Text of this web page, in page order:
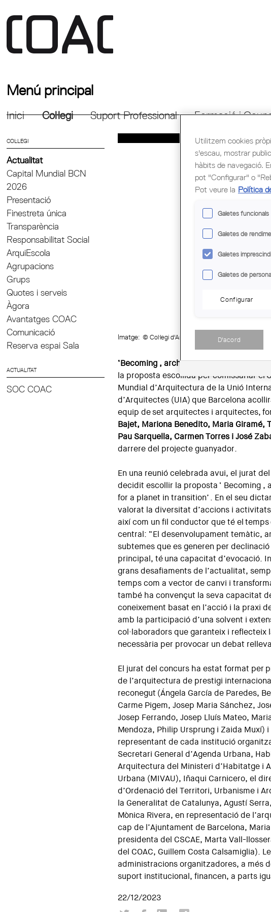
Menú principal
Inici Col·legi Suport Professional Formació i
COL·LEGI
Actualitat
Capital Mundial BCN
2026
Presentació
Finestreta única
Transparència
Responsabilitat Social
ArquiEscola
Agrupacions
Grups
Quotes i serveis
Àgora
Avantatges COAC
Comunicació
Reserva espai Sala
ACTUALITAT
SOC COAC
Imatge: © Col·legi d'Arquitectes de Catalunya (COAC)
‘Becoming , architectures for a planet in
la proposta escollida per comissariar el
Mundial d’Arquitectura de la Unió
d’Arquitectes (UIA) que Barcelona
equip de set arquitectes i arquitectes,
Bajet, Mariona Benedito, Maria Giramé,
Pau Sarquella, Carmen Torres i José
darrere del projecte guanyador.
En una reunió celebrada avui, el jurat
decidit escollir la proposta ‘ Becoming ,
for a planet in transition’ . En el seu
valorat la diversitat d’accions i
així com un fil conductor que té el temps
central: “El desenvolupament temàtic,
subtemes que es generen per
principal, té una capacitat d’evocació.
grans desafiaments de l’actualitat,
temps com a vector de canvi i
també ha convençut la seva capacitat
coneixement basat en l’acció i la praxi
amb la participació d’una solvent i
col·laboradors que garanteix i reflecteix
necessària per provocar un debat
El jurat del concurs ha estat format per
de l’arquitectura de prestigi
reconegut (Ángela García de Paredes,
Carme Pigem, Josep Maria Sánchez,
Josep Ferrando, Josep Lluís Mateo,
Mendoza, Philip Ursprung i Zaida Muxí) i
representant de cada institució
Secretari General d’Agenda Urbana,
Arquitectura del Ministeri d’Habitatge i
Urbana (MIVAU), Iñaqui Carnicero, el
d’Ordenació del Territori, Urbanisme i
la Generalitat de Catalunya, Agustí
Mònica Rivera, en representació de
cap de l’Ajuntament de Barcelona,
presidenta del CSCAE, Marta Vall-
del COAC, Guillem Costa Calsamiglia).
administracions organitzadores, a més
suport institucional, financen, a parts
22/12/2023
Utilitzem cookies
s'escau, mostrar
hàbits de navegació.
pot "Configurar" o
Pot veure la Política
Galetes funcionals
Galetes de
Galetes
Galetes de
Configurar
D'acord